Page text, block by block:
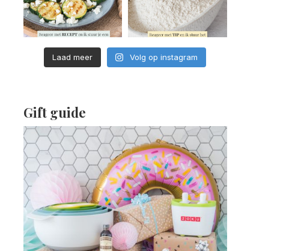
Laad meer Volg op instagram
Gift guide